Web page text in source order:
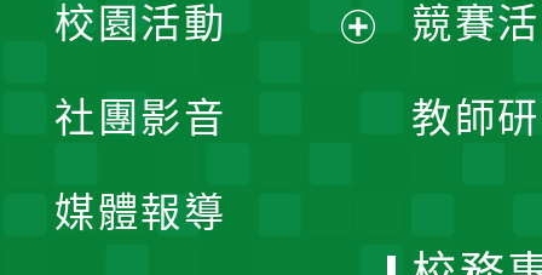
競賽
教師
開
校園活動
社團影音
媒體報導